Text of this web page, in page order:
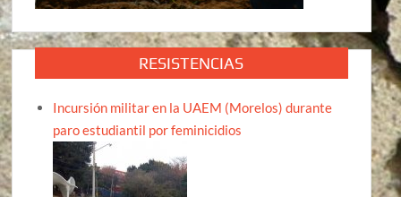
RESISTENCIAS
Incursión militar en la UAEM (Morelos) durante
paro estudiantil por feminicidios